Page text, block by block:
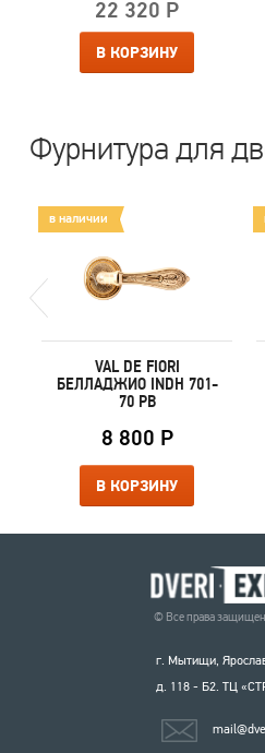
22 320 Р
В КОРЗИНУ
Фурнитура для
в наличии
VAL DE FIORI
БЕЛЛАДЖИО INDH 701-
70 PB
8 800 Р
В КОРЗИНУ
© Все права
г. Мытищи,
д. 118 - Б2. ТЦ